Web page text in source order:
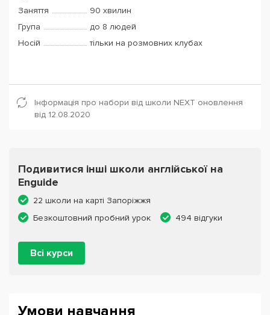
Заняття
90 хвилин
Група
до 8 людей
Носій
тільки на розмовних клубах
Інформація про набори від школи NEXT оновлення
від 12.08.2020
Подивитися інші школи англійської на
Enguide
22 школи на карті Запоріжжя
Безкоштовний пробний урок
494 відгуки
Всі курси
Умови навчання